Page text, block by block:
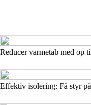
Reducer varmetab med op
Effektiv isolering: Få styr